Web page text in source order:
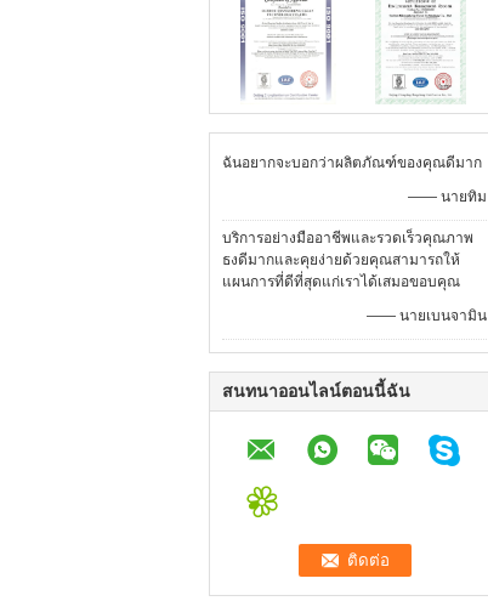
ฉันอยากจะบอกว่าผลิตภัณฑ์ของคุณดีมาก
—— นายทิม
บริการอย่างมืออาชีพและรวดเร็วคุณภาพ
ธงดีมากและคุยง่ายด้วยคุณสามารถให้
แผนการที่ดีที่สุดแก่เราได้เสมอขอบคุณ
—— นายเบนจามิน
สนทนาออนไลน์ตอนนี้ฉัน